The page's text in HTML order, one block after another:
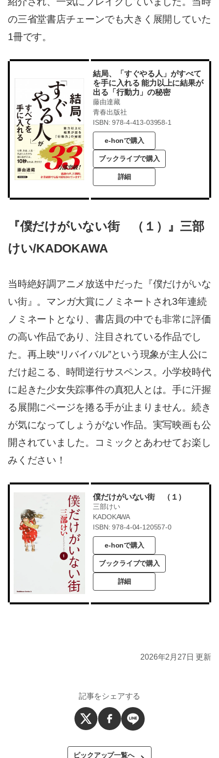
の三省堂書店チェーンでも大きく展開していた
1冊です。
結局、「すぐやる人」がすべて
を手に入れる 能力以上に結果が
出る「行動力」の秘密
藤由達藏
青春出版社
ISBN: 978-4-413-03958-1
e-honで購入
ブックライブで購入
詳細
『僕だけがいない街 （１）』三部
けい/KADOKAWA
当時絶好調アニメ放送中だった『僕だけがいな
い街』。マンガ大賞にノミネートされ3年連続
ノミネートとなり、書店員の中でも非常に評価
の高い作品であり、注目されている作品でし
た。再上映“リバイバル”という現象が主人公に
だけ起こる、時間逆行サスペンス。小学校時代
に起きた少女失踪事件の真犯人とは。手に汗握
る展開にページを捲る手が止まりません。続き
が気になってしょうがない作品。実写映画も公
開されていました。コミックとあわせてお楽し
みください！
僕だけがいない街 （１）
三部けい
KADOKAWA
ISBN: 978-4-04-120557-0
e-honで購入
ブックライブで購入
詳細
2026年2月27日 更新
記事をシェアする
ピックアップ一覧へ